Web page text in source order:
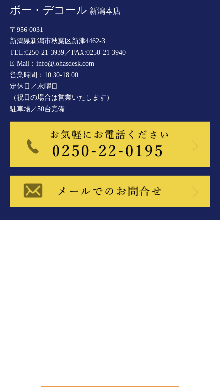
ボー・デコール 新潟本店
〒956-0031
新潟県新潟市秋葉区新津4462-3
TEL:0250-21-3939／FAX:0250-21-3940
E-Mail：info@lohasdesk.com
営業時間：10:30-18:00
定休日／水曜日
（祝日の場合は営業いたします）
駐車場／50台完備